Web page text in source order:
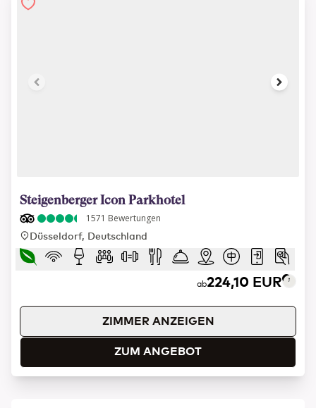
Steigenberger Icon Parkhotel
1571 Bewertungen
Düsseldorf, Deutschland
ab224,10 EUR
ZIMMER ANZEIGEN
ZUM ANGEBOT